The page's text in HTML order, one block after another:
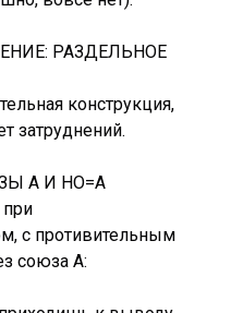
РАЗДЕЛЬНОЕ
конструкция,
затруднений.
А И НО=А
с противительным
союза А: